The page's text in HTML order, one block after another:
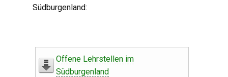
Südburgenland:
Offene Lehrstellen im
Südburgenland